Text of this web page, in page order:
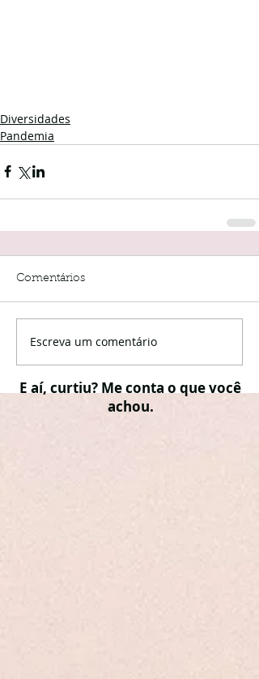
Diversidades
Pandemia
Comentários
Escreva um comentário
E aí, curtiu? Me conta o que você
achou.